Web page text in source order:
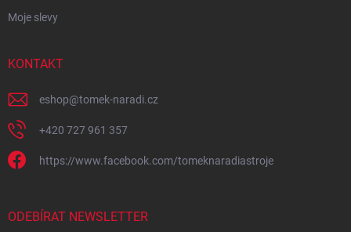
Moje slevy
KONTAKT
eshop@tomek-naradi.cz
+420 727 961 357
https://www.facebook.com/tomeknaradiastroje
ODEBÍRAT NEWSLETTER